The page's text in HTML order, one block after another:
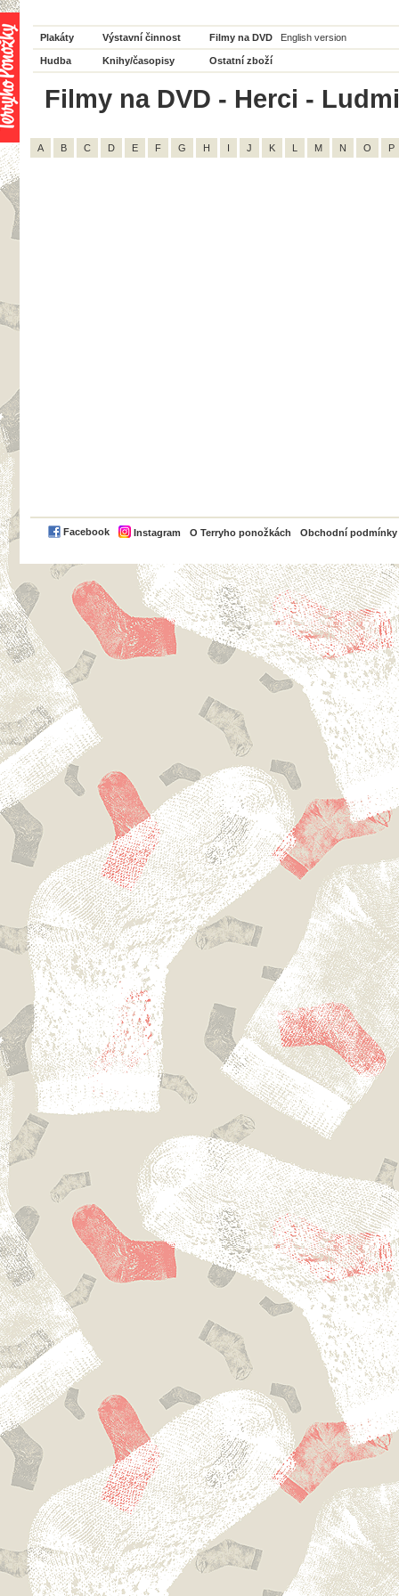
Plakáty Výstavní činnost Filmy na DVD English version
Hudba Knihy/časopisy Ostatní zboží
Filmy na DVD - Herci -
A B C D E F G H I J K L M N O P
Facebook Instagram O Terryho ponožkách Obchodní podmínky
PayPal